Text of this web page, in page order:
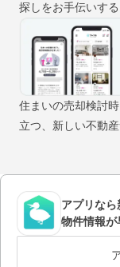
探しをお手伝いす
住まいの売却検討
立つ、新しい不動産
アプリなら
物件情報が